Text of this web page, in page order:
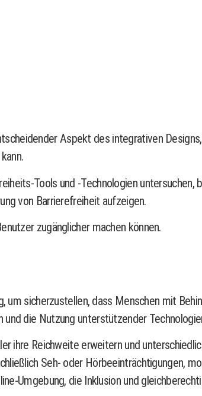
Aspekt des integrativen
Tools und -Technologien
von Barrierefreiheit aufzeigen.
zugänglicher machen können.
sicherzustellen, dass Menschen mit
die Nutzung unterstützender
ihre Reichweite erweitern und
Seh- oder Hörbeeinträchtigungen,
Umgebung, die Inklusion und